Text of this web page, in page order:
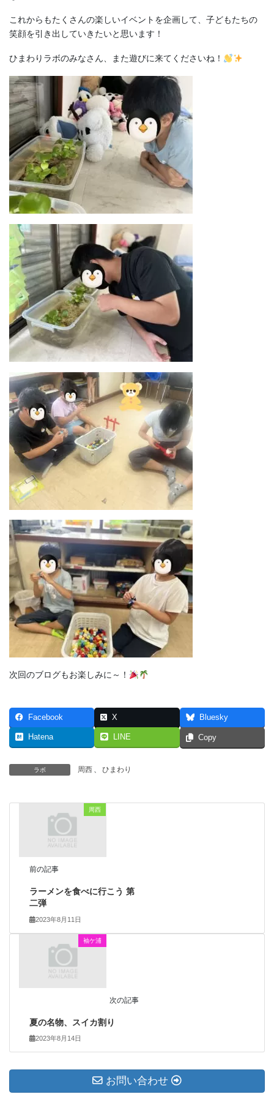
これからもたくさんの楽しいイベントを企画して、子どもたちの
笑顔を引き出していきたいと思います！
ひまわりラボのみなさん、また遊びに来てくださいね！
次回のブログもお楽しみに～！
Facebook X Bluesky
Hatena LINE Copy
ラボ 周西 、 ひまわり
周西
前の記事
ラーメンを食べに行こう 第
二弾
2023年8月11日
袖ケ浦
次の記事
夏の名物、スイカ割り
2023年8月14日
お問い合わせ